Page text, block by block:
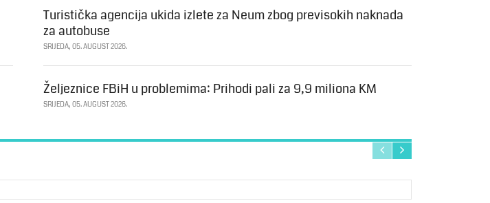
Turistička agencija ukida izlete za Neum zbog previsokih naknada
za autobuse
SRIJEDA, 05. AUGUST 2026.
Željeznice FBiH u problemima: Prihodi pali za 9,9 miliona KM
SRIJEDA, 05. AUGUST 2026.